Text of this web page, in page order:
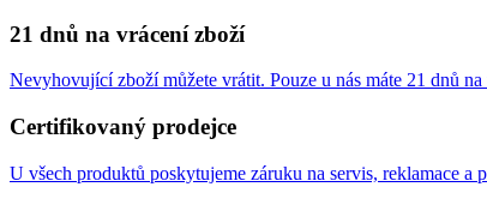
21 dnů na vrácení zboží
Nevyhovující zboží můžete vrátit. Pouze u nás máte 21 dnů na
Certifikovaný prodejce
U všech produktů poskytujeme záruku na servis, reklamace a